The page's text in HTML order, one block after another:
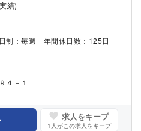
績)
制：毎週 年間休日数：125日
４－１
求人をキープ
1 人がこの求人をキープ